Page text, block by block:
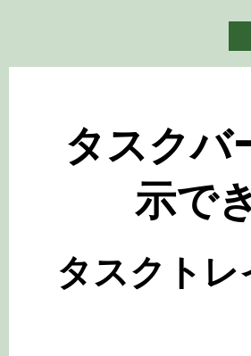
タスクバ
示で
タスクト